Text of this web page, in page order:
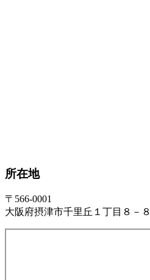
所在地
〒566-0001
大阪府摂津市千里丘１丁目８－８